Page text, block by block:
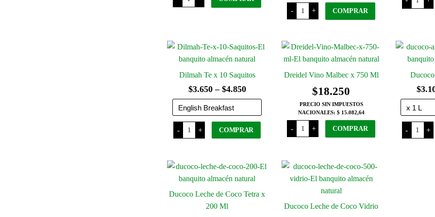
Young
cantidad
-
Dicomere
Cafe
de
grs
cantidad
+ COMPRAR
Leche
de
Dilmah Te x 10 Saquitos
$3.650 – $4.850Rango
precios:
desde
-
Dilmah
Te
x
+ COMPRAR
tiene
varias
variantes.
Las
Dreidel Vino Malbec x 750 Ml
$18.250
PRECIO SIN IMPUESTOS
NACIONALES: $ 15.082,64
-
Dreidel
Vino
Malbec
cantidad
+ COMPRAR
$
-
Ducoco
Agua
de
+
Ducoco Leche de Coco Tetra x
200 Ml
Ducoco Leche de Coco Vidrio